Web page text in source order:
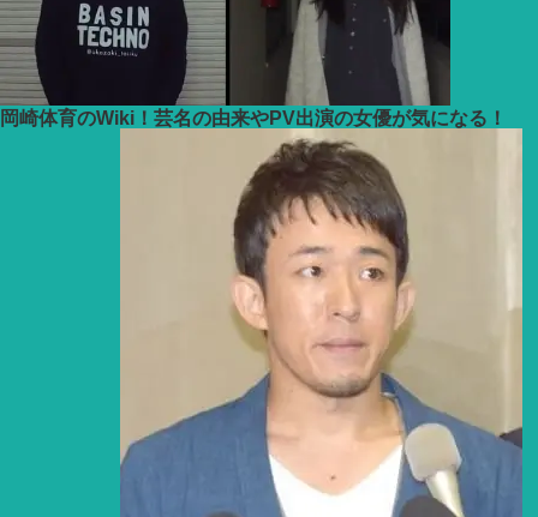
岡崎体育のWiki！芸名の由来やPV出演の女優が気になる！